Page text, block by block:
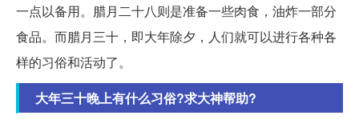
一点以备用。腊月二十八则是准备一些肉食，油炸一部分
食品。而腊月三十，即大年除夕，人们就可以进行各种各
样的习俗和活动了。
大年三十晚上有什么习俗?求大神帮助?